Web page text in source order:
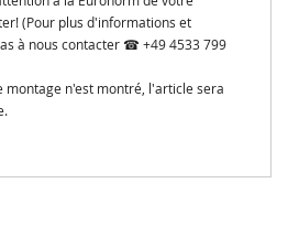
(Pour plus d'informations et
à nous contacter ☎ +49 4533 799
n'est montré, l'article sera